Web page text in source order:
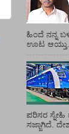
ಹಿಂದೆ ನನ್ನ
ಊಟ ಆಯ್ತು.
ಪರಿಸರ ಸ್ನೇಹಿ
ಸಜ್ಜಾಗಿದೆ.